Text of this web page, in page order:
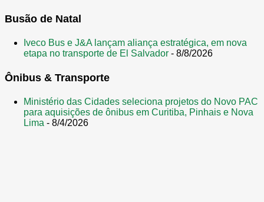
Busão de Natal
Iveco Bus e J&A lançam aliança estratégica, em nova
etapa no transporte de El Salvador - 8/8/2026
Ônibus & Transporte
Ministério das Cidades seleciona projetos do Novo PAC
para aquisições de ônibus em Curitiba, Pinhais e Nova
Lima - 8/4/2026